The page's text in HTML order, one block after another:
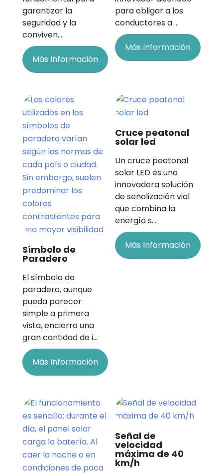
garantizar la
seguridad y la
conviven…
Más Información
para obligar a los
conductores a …
Más Información
Símbolo de
Paradero
El símbolo de
paradero, aunque
pueda parecer
simple a primera
vista, encierra una
gran cantidad de i…
Más Información
Cruce peatonal
solar led
Un cruce peatonal
solar LED es una
innovadora solución
de señalización vial
que combina la
energía s…
Más Información
Señal de
velocidad
máxima de 40
km/h